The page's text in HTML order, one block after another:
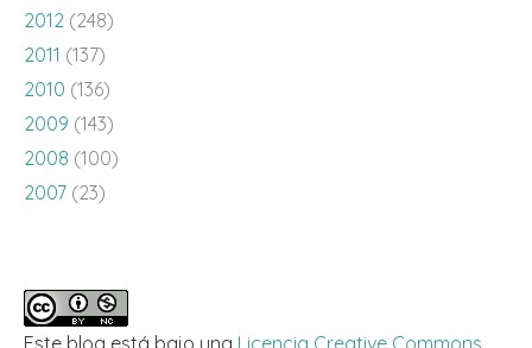
2012 (248)
2011 (137)
2010 (136)
2009 (143)
2008 (100)
2007 (23)
Este blog está bajo una Licencia Creative Commons